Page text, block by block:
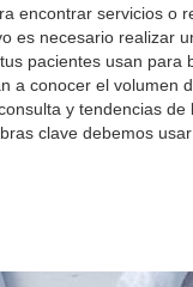
encontrar servicios o
es necesario realizar
pacientes usan para
a conocer el volumen
y tendencias
clave debemos